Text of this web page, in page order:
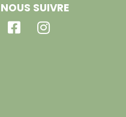
NOUS SUIVRE